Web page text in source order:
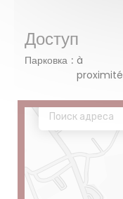
Доступ
Парковка
à
proximité